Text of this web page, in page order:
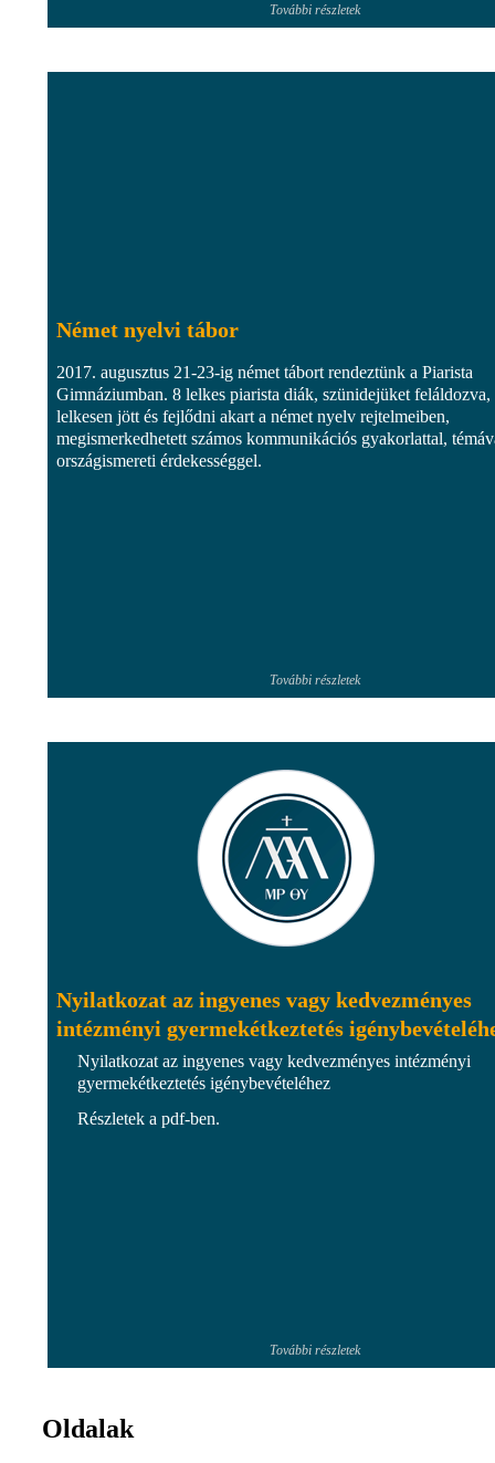
További részletek
Német nyelvi tábor
2017. augusztus 21-23-ig német tábort rendeztünk a Piarista
Gimnáziumban. 8 lelkes piarista diák, szünidejüket feláldozva,
lelkesen jött és fejlődni akart a német nyelv rejtelmeiben,
megismerkedhetett számos kommunikációs gyakorlattal,
országismereti érdekességgel.
További részletek
Nyilatkozat az ingyenes vagy kedvezményes
intézményi gyermekétkeztetés
Nyilatkozat az ingyenes vagy kedvezményes intézményi
gyermekétkeztetés igénybevételéhez
Részletek a pdf-ben.
További részletek
Oldalak